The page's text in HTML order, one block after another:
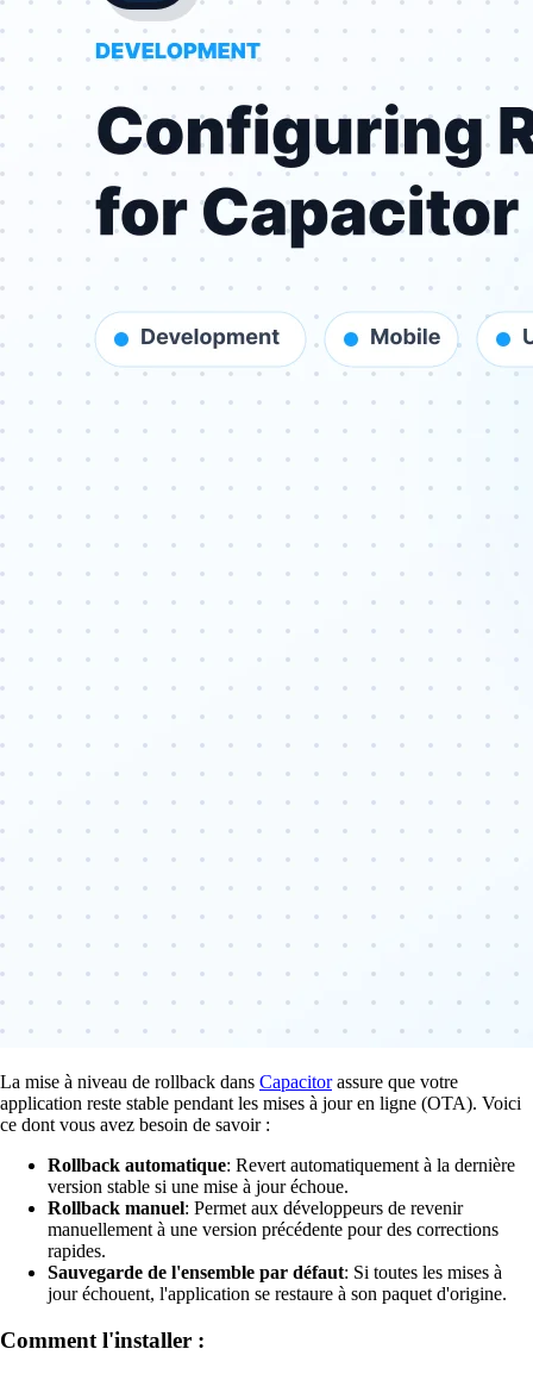
La mise à niveau de rollback dans Capacitorassure que votre
application reste stable pendant les mises à jour en ligne (OTA). Voici
ce dont vous avez besoin de savoir :
Rollback automatique: Revert automatiquement à la dernière
version stable si une mise à jour échoue.
Rollback manuel: Permet aux développeurs de revenir
manuellement à une version précédente pour des corrections
rapides.
Sauvegarde de l'ensemble par défaut: Si toutes les mises à
jour échouent, l'application se restaure à son paquet d'origine.
Comment l'installer :